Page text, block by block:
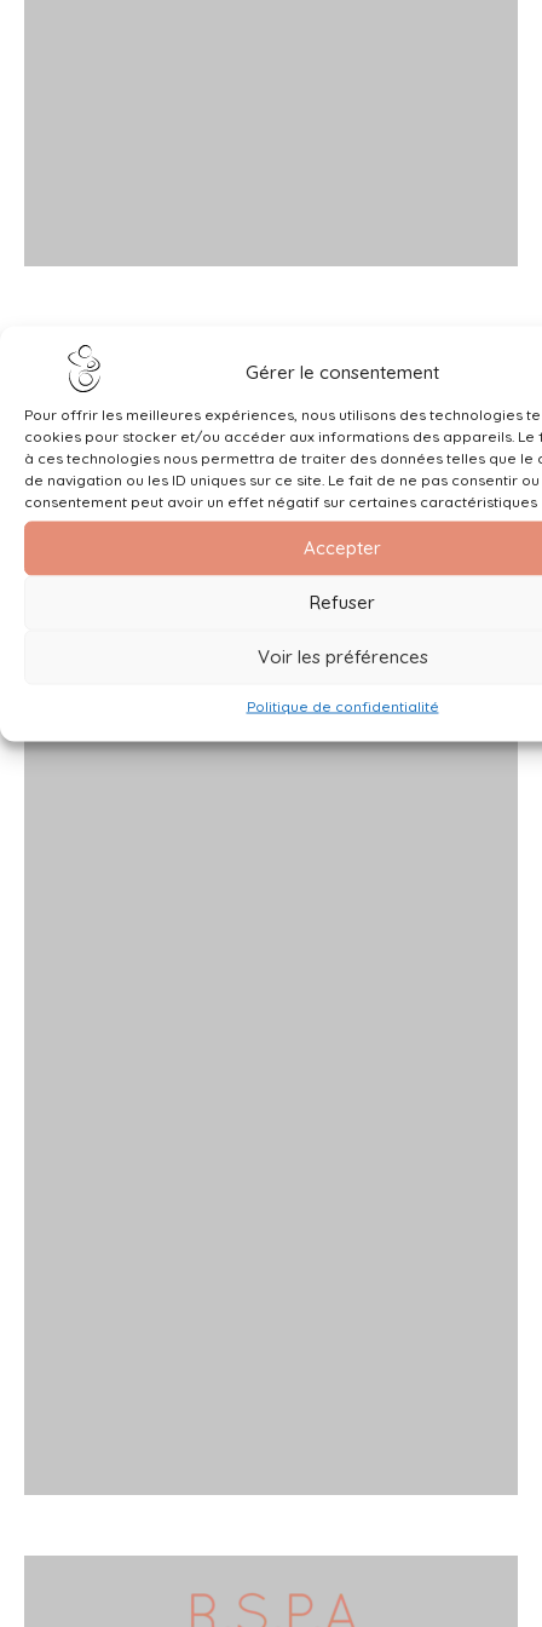
Gérer le consentement
Pour offrir les meilleures expériences, nous utilisons des technologies
cookies pour stocker et/ou accéder aux informations des appareils. Le
à ces technologies nous permettra de traiter des données telles que le
de navigation ou les ID uniques sur ce site. Le fait de ne pas consentir
consentement peut avoir un effet négatif sur certaines caractéristiques
Accepter
Refuser
Voir les préférences
Politique de confidentialité